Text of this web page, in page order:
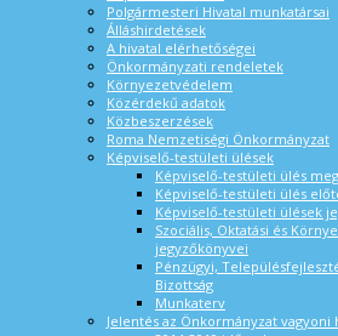
Polgármesteri Hivatal munkatársai
Álláshirdetések
A hivatal elérhetőségei
Önkormányzati rendeletek
Környezetvédelem
Közérdekű adatok
Közbeszerzések
Roma Nemzetiségi Önkormányzat
Képviselő-testületi ülések
Képviselő-testületi ülés
Képviselő-testületi ülés
Képviselő-testületi ülések
Szociális, Oktatási és
jegyzőkönyvei
Pénzügyi,
Bizottság
Munkaterv
Jelentés az Önkormányzat